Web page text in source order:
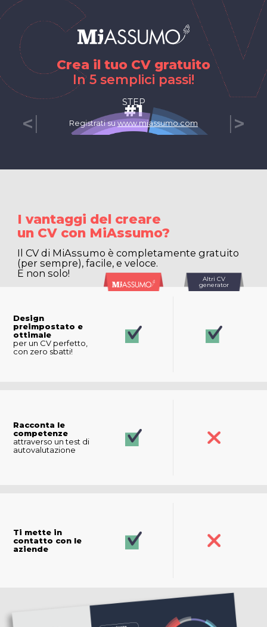
Crea il tuo CV gratuito
In 5 semplici passi!
STEP
#1
Registrati su www.miassumo.com
<| |>
I vantaggi del creare
un CV con MiAssumo?
Il CV di MiAssumo è completamente gratuito
(per sempre), facile, e veloce.
E non solo!
Design
preimpostato e
ottimale
per un CV perfetto,
con zero sbatti!
Altri CV
generator
Racconta le
competenze
attraverso un test di
autovalutazione
Ti mette in
contatto con le
aziende